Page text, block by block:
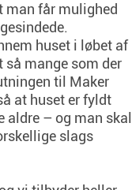
får mulighed
huset i løbet af
så mange som der
til Maker
at huset er fyldt
– og man skal
slags